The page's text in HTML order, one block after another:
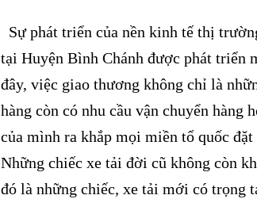
Sự phát triển của nền kinh tế thị
tại Huyện Bình Chánh được phát triển
đây, việc giao thương không chỉ là
hàng còn có nhu cầu vận chuyển hàng
của mình ra khắp mọi miền tổ quốc
Những chiếc xe tải đời cũ không còn
đó là những chiếc, xe tải mới có trọng